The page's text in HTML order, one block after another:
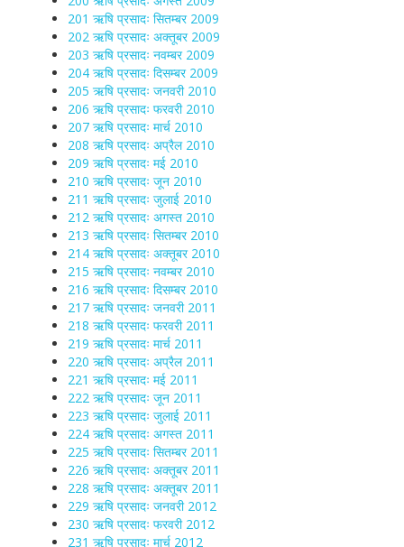
201 ऋषि प्रसादः सितम्बर 2009
202 ऋषि प्रसादः अक्तूबर 2009
203 ऋषि प्रसादः नवम्बर 2009
204 ऋषि प्रसादः दिसम्बर 2009
205 ऋषि प्रसादः जनवरी 2010
206 ऋषि प्रसादः फरवरी 2010
207 ऋषि प्रसादः मार्च 2010
208 ऋषि प्रसादः अप्रैल 2010
209 ऋषि प्रसादः मई 2010
210 ऋषि प्रसादः जून 2010
211 ऋषि प्रसादः जुलाई 2010
212 ऋषि प्रसादः अगस्त 2010
213 ऋषि प्रसादः सितम्बर 2010
214 ऋषि प्रसादः अक्तूबर 2010
215 ऋषि प्रसादः नवम्बर 2010
216 ऋषि प्रसादः दिसम्बर 2010
217 ऋषि प्रसादः जनवरी 2011
218 ऋषि प्रसादः फरवरी 2011
219 ऋषि प्रसादः मार्च 2011
220 ऋषि प्रसादः अप्रैल 2011
221 ऋषि प्रसादः मई 2011
222 ऋषि प्रसादः जून 2011
223 ऋषि प्रसादः जुलाई 2011
224 ऋषि प्रसादः अगस्त 2011
225 ऋषि प्रसादः सितम्बर 2011
226 ऋषि प्रसादः अक्तूबर 2011
228 ऋषि प्रसादः अक्तूबर 2011
229 ऋषि प्रसादः जनवरी 2012
230 ऋषि प्रसादः फरवरी 2012
231 ऋषि प्रसादः मार्च 2012